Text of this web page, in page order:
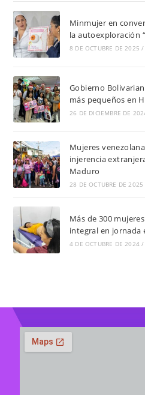
Minmujer en
la autoexploración
8 DE OCTUBRE DE 2025 /
Gobierno
más pequeños en
26 DE DICIEMBRE DE
Mujeres
injerencia
Maduro
28 DE OCTUBRE DE 2025
Más de 300
integral en jornada
4 DE OCTUBRE DE 2024 /